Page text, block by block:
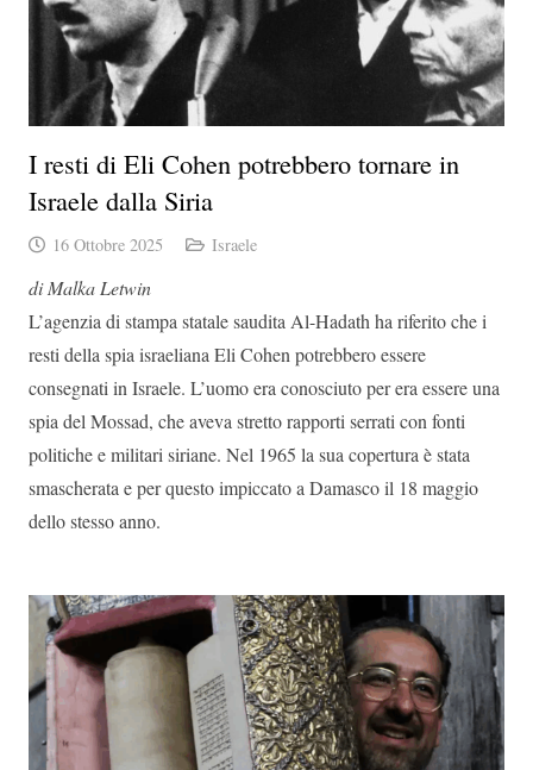
I resti di Eli Cohen potrebbero tornare in
Israele dalla Siria
16 Ottobre 2025 Israele
di Malka Letwin
L’agenzia di stampa statale saudita Al-Hadath ha riferito che i
resti della spia israeliana Eli Cohen potrebbero essere
consegnati in Israele. L’uomo era conosciuto per era essere una
spia del Mossad, che aveva stretto rapporti serrati con fonti
politiche e militari siriane. Nel 1965 la sua copertura è stata
smascherata e per questo impiccato a Damasco il 18 maggio
dello stesso anno.